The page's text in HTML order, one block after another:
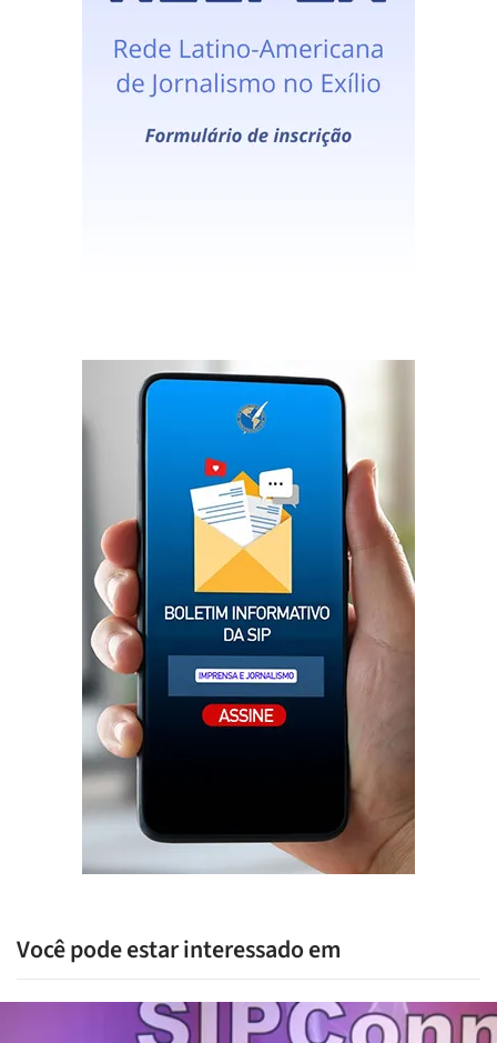
Você pode estar interessado em